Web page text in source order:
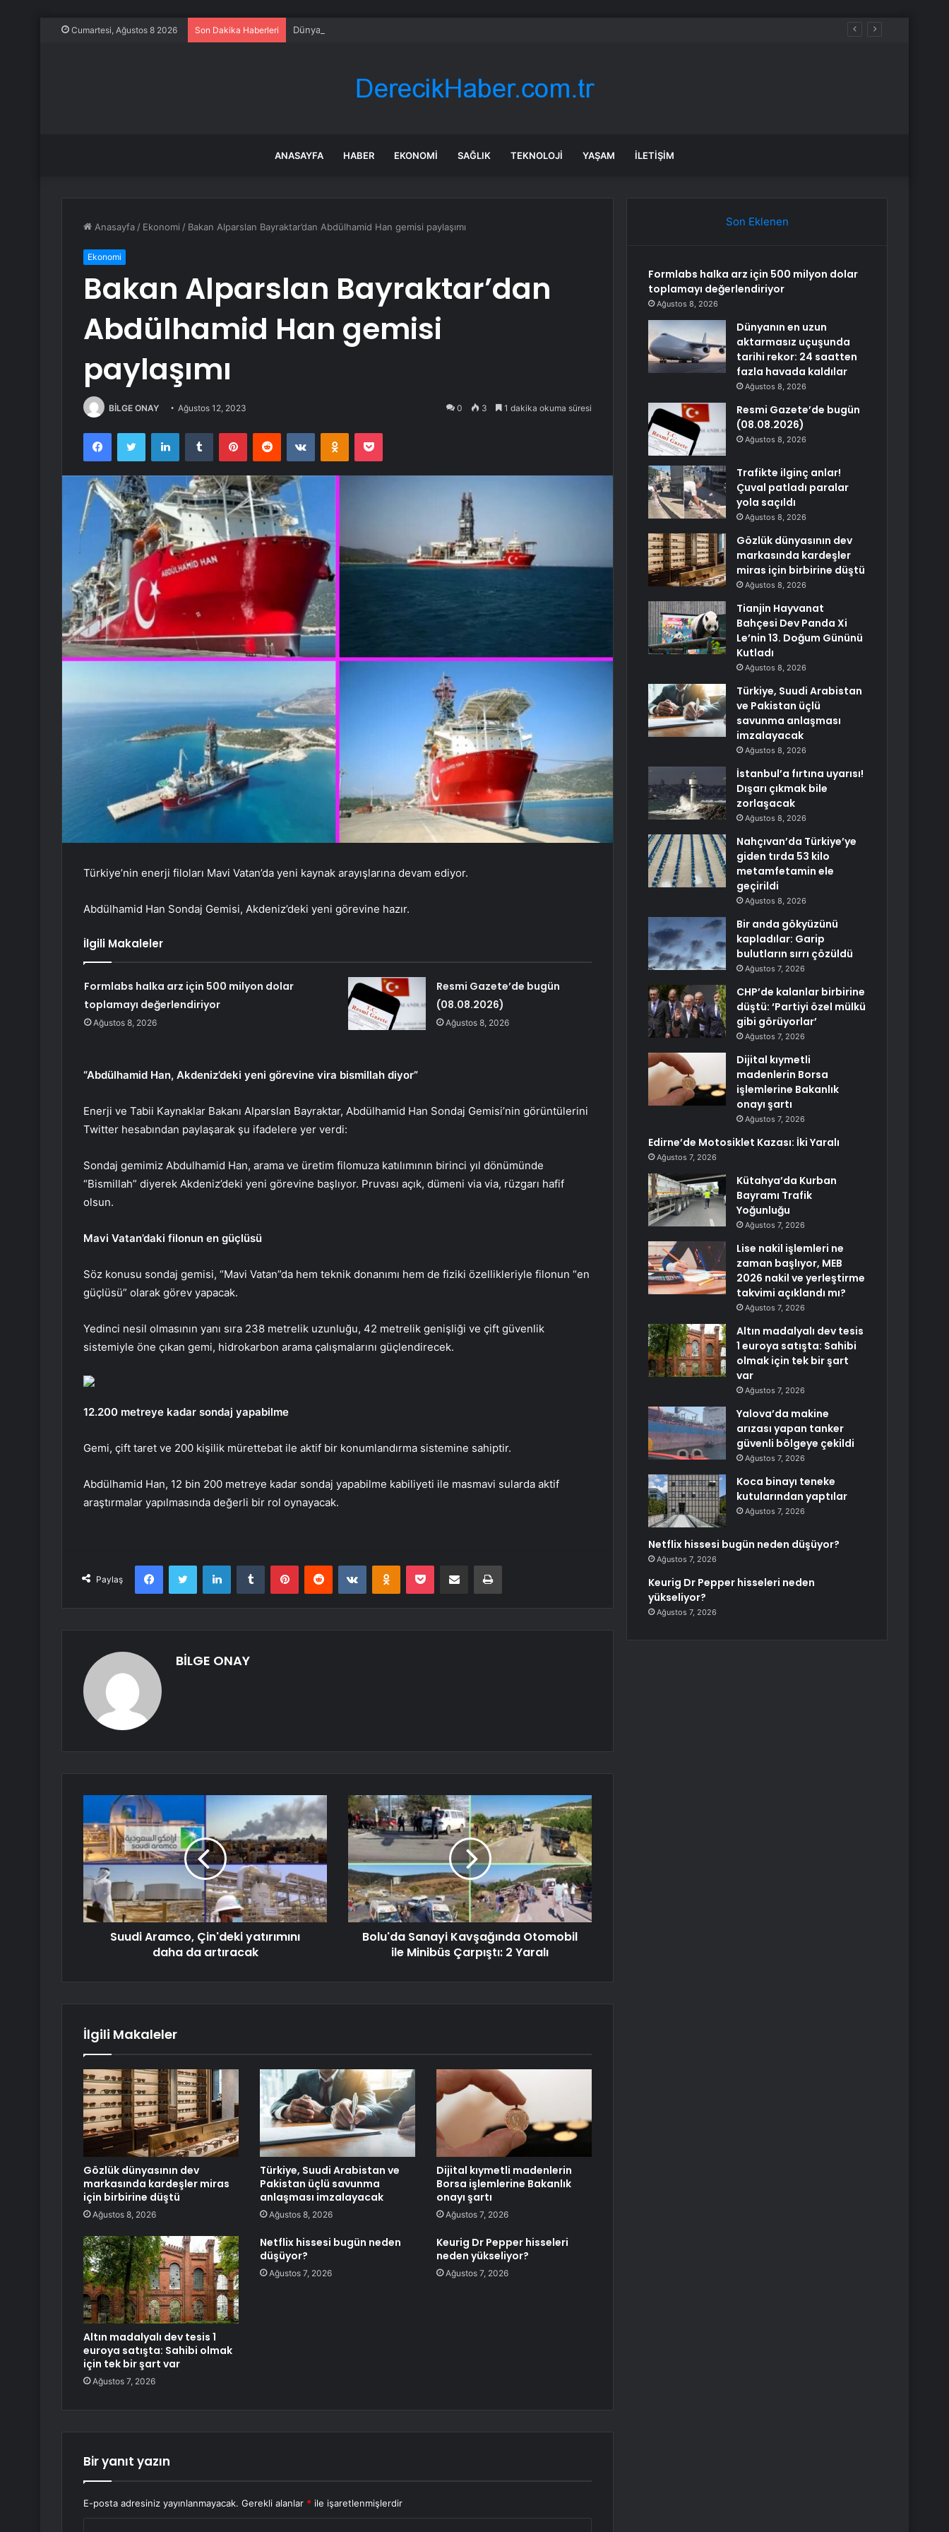
Cumartesi, Ağustos 8 2026 Son Dakika Haberleri Dünyanın en uzun aktarmasız uçuşunda tarihi rekor: 24 saatten fazla havada kaldılar
ANASAYFA HABER EKONOMI SAĞLIK TEKNOLOJI YAŞAM İLETIŞIM
Anasayfa / Ekonomi / Bakan Alparslan Bayraktar’dan Abdülhamid Han gemisi paylaşımı
Ekonomi
Bakan Alparslan Bayraktar’dan
Abdülhamid Han gemisi
paylaşımı
BİLGE ONAY Ağustos 12, 2023 0 3 1 dakika okuma süresi
FacebookTwitter LinkedInTumblr PinterestReddit VKontakteOdnoklassniki
Pocket
Türkiye’nin enerji filoları Mavi Vatan’da yeni kaynak arayışlarına devam ediyor.
Abdülhamid Han Sondaj Gemisi, Akdeniz’deki yeni görevine hazır.
İlgili Makaleler
Formlabs halka arz için 500 milyon dolar
toplamayı değerlendiriyor
Ağustos 8, 2026
Resmi Gazete’de bugün
(08.08.2026)
Ağustos 8, 2026
“Abdülhamid Han, Akdeniz’deki yeni görevine vira bismillah diyor”
Enerji ve Tabii Kaynaklar Bakanı Alparslan Bayraktar, Abdülhamid Han Sondaj Gemisi’nin görüntülerini
Twitter hesabından paylaşarak şu ifadelere yer verdi:
Sondaj gemimiz Abdulhamid Han, arama ve üretim filomuza katılımının birinci yıl dönümünde
“Bismillah” diyerek Akdeniz’deki yeni görevine başlıyor. Pruvası açık, dümeni via via, rüzgarı hafif
olsun.
Mavi Vatan’daki filonun en güçlüsü
Söz konusu sondaj gemisi, “Mavi Vatan”da hem teknik donanımı hem de fiziki özellikleriyle filonun “en
güçlüsü” olarak görev yapacak.
Yedinci nesil olmasının yanı sıra 238 metrelik uzunluğu, 42 metrelik genişliği ve çift güvenlik
sistemiyle öne çıkan gemi, hidrokarbon arama çalışmalarını güçlendirecek.
12.200 metreye kadar sondaj yapabilme
Gemi, çift taret ve 200 kişilik mürettebat ile aktif bir konumlandırma sistemine sahiptir.
Abdülhamid Han, 12 bin 200 metreye kadar sondaj yapabilme kabiliyeti ile masmavi sularda aktif
araştırmalar yapılmasında değerli bir rol oynayacak.
Paylaş
FacebookTwitter LinkedInTumblr PinterestReddit VKontakteOdnoklassniki
Pocket E-Posta ile paylaş Yazdır
BİLGE ONAY
Suudi Aramco, Çin'deki yatırımını
daha da artıracak
Bolu'da Sanayi Kavşağında Otomobil
ile Minibüs Çarpıştı: 2 Yaralı
İlgili Makaleler
Gözlük dünyasının dev
markasında kardeşler miras
için birbirine düştü
Ağustos 8, 2026
Türkiye, Suudi Arabistan ve
Pakistan üçlü savunma
anlaşması imzalayacak
Ağustos 8, 2026
Dijital kıymetli madenlerin
Borsa işlemlerine Bakanlık
onayı şartı
Ağustos 7, 2026
Altın madalyalı dev tesis 1
euroya satışta: Sahibi olmak
için tek bir şart var
Ağustos 7, 2026
Netflix hissesi bugün neden
düşüyor?
Ağustos 7, 2026
Keurig Dr Pepper hisseleri
neden yükseliyor?
Ağustos 7, 2026
Bir yanıt yazın
E-posta adresiniz yayınlanmayacak. Gerekli alanlar * ile işaretlenmişlerdir
Son Eklenen
Formlabs halka arz için 500 milyon dolar
toplamayı değerlendiriyor
Ağustos 8, 2026
Dünyanın en uzun
aktarmasız uçuşunda
tarihi rekor: 24 saatten
fazla havada kaldılar
Ağustos 8, 2026
Resmi Gazete’de bugün
(08.08.2026)
Ağustos 8, 2026
Trafikte ilginç anlar!
Çuval patladı paralar
yola saçıldı
Ağustos 8, 2026
Gözlük dünyasının dev
markasında kardeşler
miras için birbirine düştü
Ağustos 8, 2026
Tianjin Hayvanat
Bahçesi Dev Panda Xi
Le’nin 13. Doğum Gününü
Kutladı
Ağustos 8, 2026
Türkiye, Suudi Arabistan
ve Pakistan üçlü
savunma anlaşması
imzalayacak
Ağustos 8, 2026
İstanbul’a fırtına uyarısı!
Dışarı çıkmak bile
zorlaşacak
Ağustos 8, 2026
Nahçıvan’da Türkiye’ye
giden tırda 53 kilo
metamfetamin ele
geçirildi
Ağustos 8, 2026
Bir anda gökyüzünü
kapladılar: Garip
bulutların sırrı çözüldü
Ağustos 7, 2026
CHP’de kalanlar birbirine
düştü: ‘Partiyi özel mülkü
gibi görüyorlar’
Ağustos 7, 2026
Dijital kıymetli
madenlerin Borsa
işlemlerine Bakanlık
onayı şartı
Ağustos 7, 2026
Edirne’de Motosiklet Kazası: İki Yaralı
Ağustos 7, 2026
Kütahya’da Kurban
Bayramı Trafik
Yoğunluğu
Ağustos 7, 2026
Lise nakil işlemleri ne
zaman başlıyor, MEB
2026 nakil ve yerleştirme
takvimi açıklandı mı?
Ağustos 7, 2026
Altın madalyalı dev tesis
1 euroya satışta: Sahibi
olmak için tek bir şart
var
Ağustos 7, 2026
Yalova’da makine
arızası yapan tanker
güvenli bölgeye çekildi
Ağustos 7, 2026
Koca binayı teneke
kutularından yaptılar
Ağustos 7, 2026
Netflix hissesi bugün neden düşüyor?
Ağustos 7, 2026
Keurig Dr Pepper hisseleri neden
yükseliyor?
Ağustos 7, 2026